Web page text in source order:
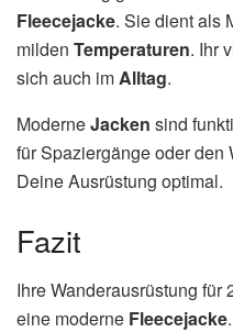
Fleecejacke. Sie dient als
milden Temperaturen. Ihr
sich auch imAlltag.
ModerneJacken sind
für Spaziergänge oder den
Deine Ausrüstung optimal.
Fazit
Ihre Wanderausrüstung
eine moderne Fleecejacke